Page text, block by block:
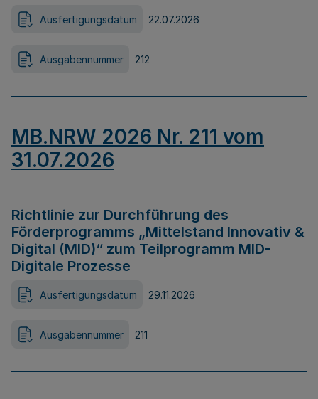
Ausfertigungsdatum 22.07.2026
Ausgabennummer 212
MB.NRW 2026 Nr. 211 vom
31.07.2026
Richtlinie zur Durchführung des
Förderprogramms „Mittelstand Innovativ &
Digital (MID)“ zum Teilprogramm MID-
Digitale Prozesse
Ausfertigungsdatum 29.11.2026
Ausgabennummer 211